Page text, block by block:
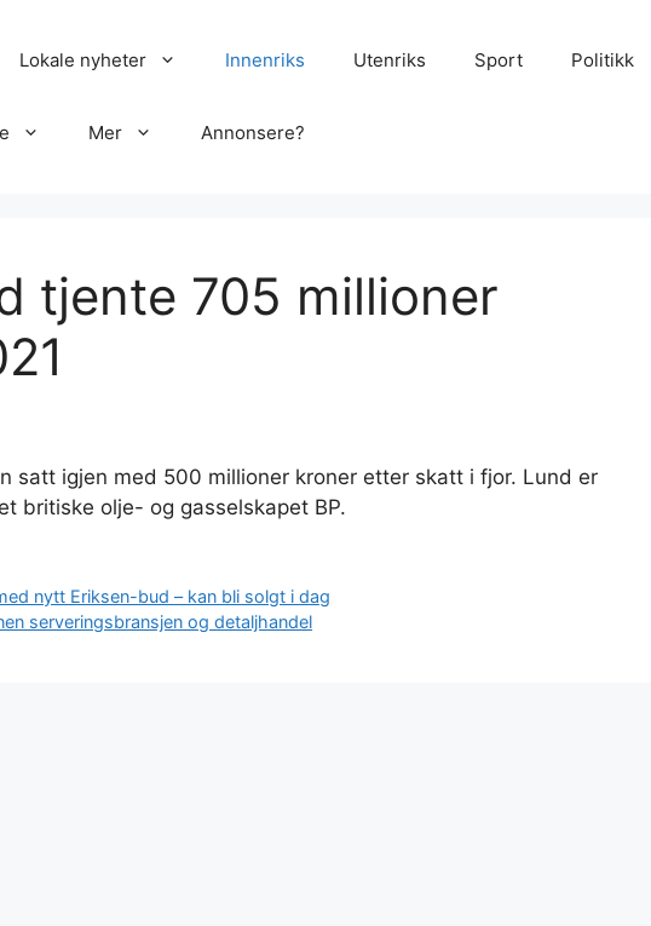
Lokale nyheter Innenriks Utenriks Sport Politikk
Mer Annonsere?
tjente 705 millioner
satt igjen med 500 millioner kroner etter skatt i fjor. Lund er
britiske olje- og gasselskapet BP.
nytt Eriksen-bud – kan bli solgt i dag
serveringsbransjen og detaljhandel